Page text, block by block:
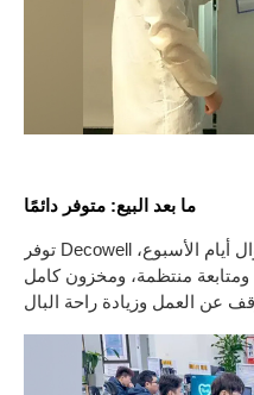
ما بعد البيع: متوفر دائمًا
توفر Decowell خدمة عملاء على مدار الساعة طوال أيام الأسبوع،
منتظمة، ومخزون كامل